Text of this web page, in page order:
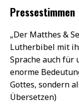
Pressestimmen
„Der Matthes &
Lutherbibel mit
Sprache auch für
enorme
Gottes, sondern
Übersetzen)